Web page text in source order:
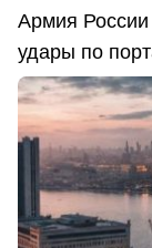
Армия
удары по